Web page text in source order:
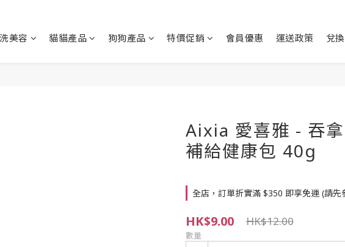
美容 貓貓產品 狗狗產品 特價促銷 會員優惠 運送政策 兌
Aixia 愛喜雅 - 吞
補給健康包 40g
全店，訂單折實滿 $350 即享免運 (請先
HK$9.00 HK$12.00
數量